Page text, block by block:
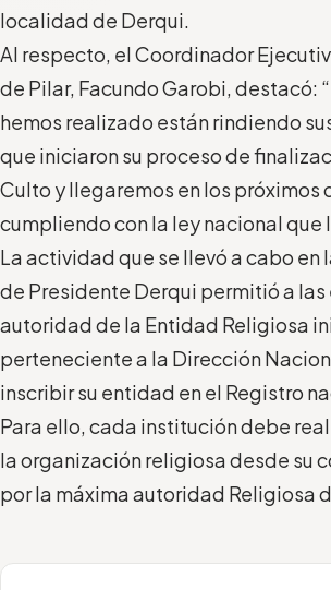
localidad de Derqui.
Al respecto, el Coordinador
de Pilar, Facundo Garobi, destacó:
hemos realizado están rindiendo
que iniciaron su proceso de
Culto y llegaremos en los próximos
cumpliendo con la ley nacional que
La actividad que se llevó a cabo en
de Presidente Derqui permitió a
autoridad de la Entidad Religiosa
perteneciente a la Dirección
inscribir su entidad en el Registro
Para ello, cada institución debe
la organización religiosa desde su
por la máxima autoridad Religiosa